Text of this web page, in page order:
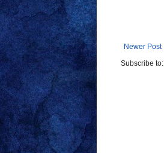
Newer Post
Subscribe to: